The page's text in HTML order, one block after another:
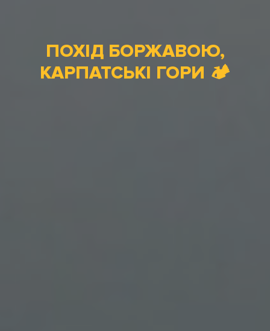
ПОХІД БОРЖАВОЮ,
КАРПАТСЬКІ ГОРИ 🏕